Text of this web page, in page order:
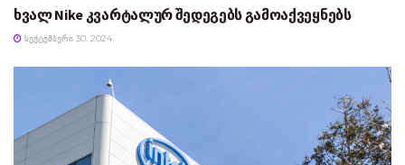
ხვალ Nike კვარტალურ შედეგებს გამოაქვეყნებს
ᲡᲔᲥᲢᲔᲛᲑᲔᲠᲘ 30, 2024